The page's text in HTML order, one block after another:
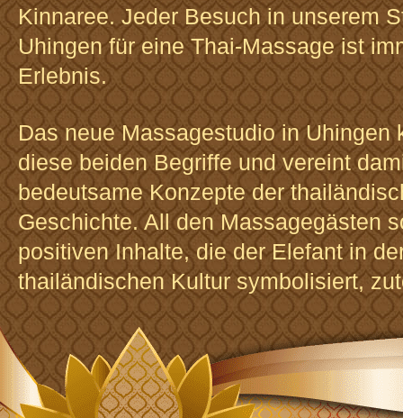
Kinnaree. Jeder Besuch in unserem
Uhingen für eine Thai-Massage ist
Erlebnis.
Das neue Massagestudio in Uhingen
diese beiden Begriffe und vereint
bedeutsame Konzepte der
Geschichte. All den Massagegästen
positiven Inhalte, die der Elefant in
thailändischen Kultur symbolisiert,